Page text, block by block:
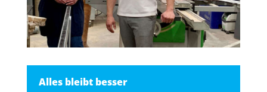
Alles bleibt besser